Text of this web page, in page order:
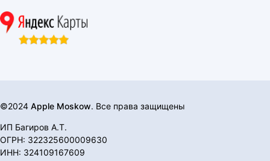
©2024 Apple Moskow. Все права защищены
ИП Багиров А.Т.
ОГРН: 322325600009630
ИНН: 324109167609